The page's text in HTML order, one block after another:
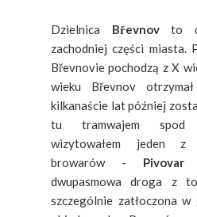
Dzielnica Břevnov to
zachodniej części miasta.
Břevnovie pochodzą z X
wieku Břevnov
kilkanaście lat później
tu tramwajem spod
wizytowałem jeden z
browarów - Pivovar
dwupasmowa droga z
szczególnie zatłoczona w